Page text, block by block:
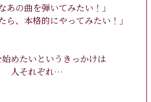
あの曲を弾いてみたい！」
ら、本格的にやってみたい！」
始めたいというきっかけは
人それぞれ…